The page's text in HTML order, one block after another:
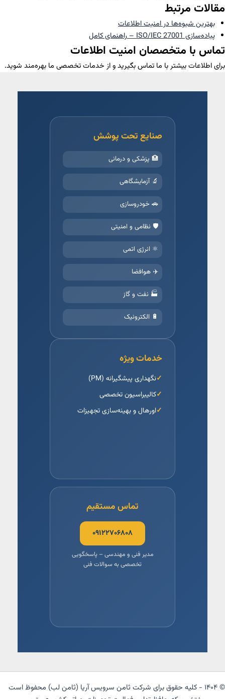
مقالات مرتبط
بهترین شیوه‌ها در امنیت اطلاعات
پیاده‌سازی ISO/IEC 27001 – راهنمای کامل
تماس با متخصصان امنیت اطلاعات
برای اطلاعات بیشتر با ما تماس بگیرید و از خدمات تخصصی ما بهره‌مند شوید.
صنایع تحت پوشش
🏥 پزشکی و درمانی
🔬 آزمایشگاهی
🚗 خودروسازی
🛡️ نظامی و امنیتی
⚛️ انرژی اتمی
✈️ هوافضا
🏭 نفت و گاز
🔋 الکترونیک
خدمات ویژه
نگهداری پیشگیرانه (PM)
کالیبراسیون تخصصی
اورهال و بهینه‌سازی تجهیزات
تماس مستقیم
۰۹۱۲۲۷۰۶۸۰۸
مدیر فنی و مهندسی – پاسخگویی
تخصصی به سوالات فنی
© ۱۴۰۴ - کلیه حقوق برای شرکت ثامن سرویس آریا (ثامن لب) محفوظ است